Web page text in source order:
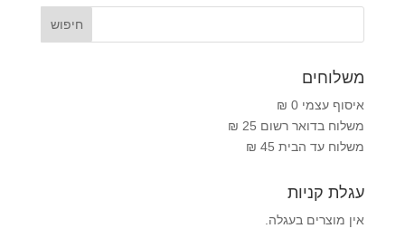
משלוחים
איסוף עצמי 0 ₪
משלוח בדואר רשום 25 ₪
משלוח עד הבית 45 ₪
עגלת קניות
אין מוצרים בעגלה.